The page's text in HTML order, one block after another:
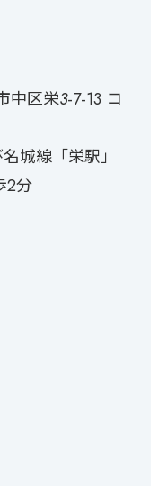
中区栄3-7-13 コ
城線「栄駅」
2分